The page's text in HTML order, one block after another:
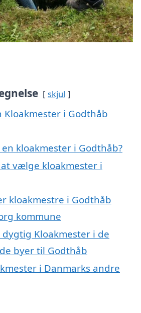
skjul
Kloakmester i Godthåb
kloakmester i Godthåb?
vælge kloakmester i
kloakmestre i Godthåb
kommune
dygtig Kloakmester i de
byer til Godthåb
i Danmarks andre